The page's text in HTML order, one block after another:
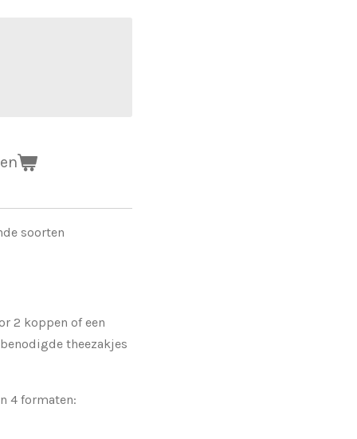
soorten
2 koppen of een
theezakjes
4 formaten: